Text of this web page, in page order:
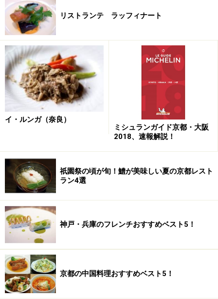
「ラ・グラディスカ」をオープンされましたが、2009年
に奈良公園のど真ん中にある旧家と出会われたことをキ
ッカケに、東京から奈良へとその活躍の場を移されまし
た。
ビルの中ではなく、この雄大な雰囲気の中で美味イタリ
アンが食べられるのですから、既にシェフの料理の虜に
なっていた全国からの奈良詣で客が、一段と活発になっ
たのは言うまでもありません。
そして、堀江シェフが奈良に移転を決めたもう一つの理
由は、特に野菜についての「フード・マイレージ」の短
さ。奈良には「大和野菜21品目」がありますが、そのほ
とんどが、個人農家が自分達のためだけに作っている野
菜なのです。その採れたてを新鮮なうちに分けてもらっ
て、すぐに料理に使えるというメリットは、東京では望
むべくもないとおっしゃいます。
リストランテ ラッフィナート
イ・ルンガ（奈良）
ミシュランガイド京都・大阪
2018、速報解説！
祇園祭の頃が旬！鱧が美味しい夏の京都レスト
ラン4選
神戸・兵庫のフレンチおすすめベスト5！
京都の中国料理おすすめベスト5！